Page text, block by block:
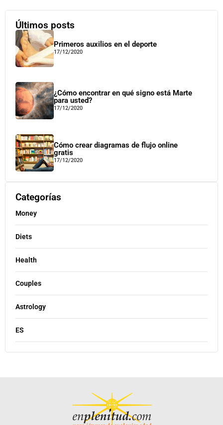
Últimos posts
Primeros auxilios en el deporte
17/12/2020
¿Cómo encontrar en qué signo está Marte
para usted?
17/12/2020
Cómo crear diagramas de flujo online
gratis
17/12/2020
Categorías
Money
Diets
Health
Couples
Astrology
ES